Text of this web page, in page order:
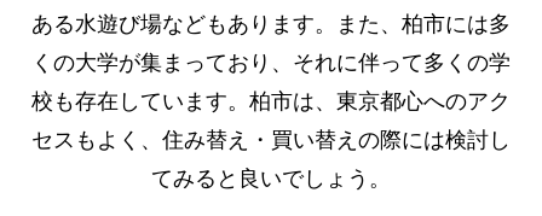
ある水遊び場などもあります。また、柏市には多
くの大学が集まっており、それに伴って多くの学
校も存在しています。柏市は、東京都心へのアク
セスもよく、住み替え・買い替えの際には検討し
てみると良いでしょう。